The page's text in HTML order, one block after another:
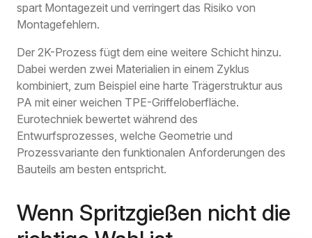
spart Montagezeit und verringert das Risiko von
Montagefehlern.
Der 2K-Prozess fügt dem eine weitere Schicht hinzu.
Dabei werden zwei Materialien in einem Zyklus
kombiniert, zum Beispiel eine harte Trägerstruktur aus
PA mit einer weichen TPE-Griffeloberfläche.
Eurotechniek bewertet während des
Entwurfsprozesses, welche Geometrie und
Prozessvariante den funktionalen Anforderungen des
Bauteils am besten entspricht.
Wenn Spritzgießen nicht die